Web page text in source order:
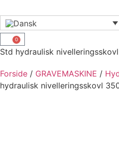
0
Std hydraulisk
Forside / GRAVEMASKINE /
hydraulisk nivelleringsskovl